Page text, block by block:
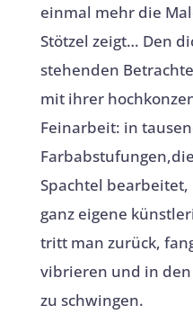
einmal mehr die
Stötzel zeigt… Den
stehenden
mit ihrer
Feinarbeit: in
Spachtel
ganz eigene
tritt man zurück,
vibrieren und in
zu schwingen.